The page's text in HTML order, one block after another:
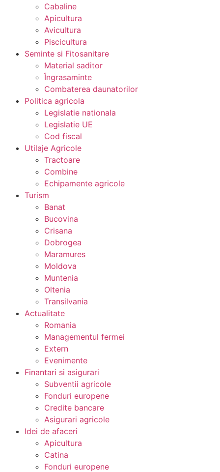
Cabaline
Apicultura
Avicultura
Piscicultura
Seminte si Fitosanitare
Material saditor
Îngrasaminte
Combaterea daunatorilor
Politica agricola
Legislatie nationala
Legislatie UE
Cod fiscal
Utilaje Agricole
Tractoare
Combine
Echipamente agricole
Turism
Banat
Bucovina
Crisana
Dobrogea
Maramures
Moldova
Muntenia
Oltenia
Transilvania
Actualitate
Romania
Managementul fermei
Extern
Evenimente
Finantari si asigurari
Subventii agricole
Fonduri europene
Credite bancare
Asigurari agricole
Idei de afaceri
Apicultura
Catina
Fonduri europene